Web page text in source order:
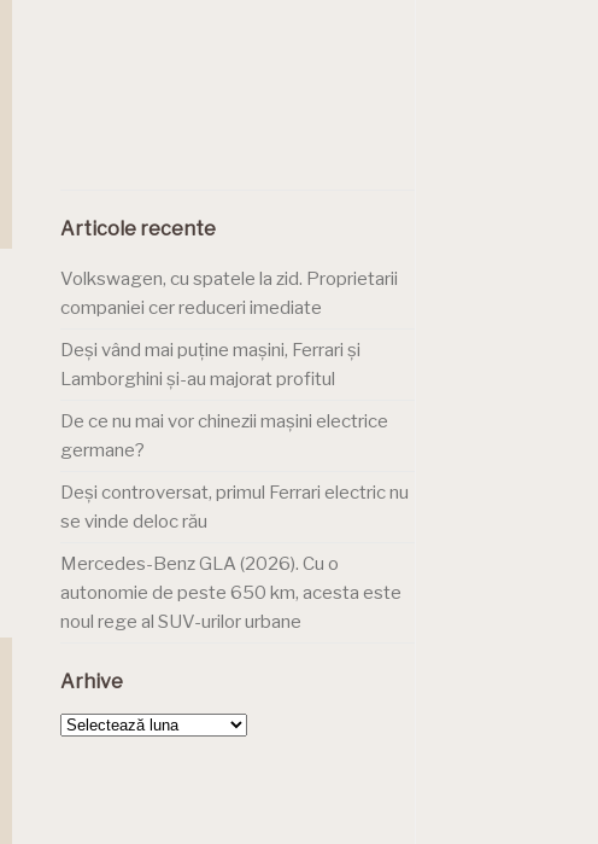
Articole recente
Volkswagen, cu spatele la zid. Proprietarii
companiei cer reduceri imediate
Deși vând mai puține mașini, Ferrari și
Lamborghini și-au majorat profitul
De ce nu mai vor chinezii mașini electrice
germane?
Deși controversat, primul Ferrari electric nu
se vinde deloc rău
Mercedes-Benz GLA (2026). Cu o
autonomie de peste 650 km, acesta este
noul rege al SUV-urilor urbane
Arhive
Arhive